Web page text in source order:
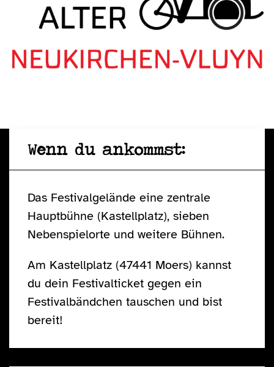
Wenn du ankommst:
Das Festivalgelände eine zentrale
Hauptbühne (Kastellplatz), sieben
Nebenspielorte und weitere Bühnen.
Am Kastellplatz (47441 Moers) kannst
du dein Festivalticket gegen ein
Festivalbändchen tauschen und bist
bereit!